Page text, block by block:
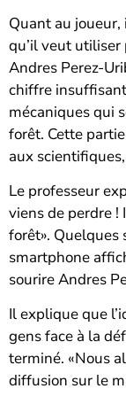
Quant au joueur,
qu’il veut
Andres Perez-
chiffre
mécaniques qui
forêt. Cette
aux
Le professeur
viens de perdre !
forêt». Quelques
smartphone
sourire Andres
Il explique que
gens face à la
terminé. «Nous
diffusion sur le